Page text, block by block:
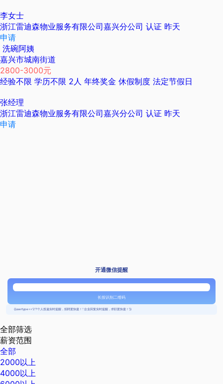
李女士
浙江雷迪森物业服务有限公司嘉兴分公司 认证 昨天
申请
洗碗阿姨
嘉兴市城南街道
2800-3000元
经验不限 学历不限 2人 年终奖金 休假制度 法定节假日
张经理
浙江雷迪森物业服务有限公司嘉兴分公司 认证 昨天
申请
开通微信提醒
长按识别二维码
{{usertype=='2'?'个人投递实时提醒，招聘更快捷！':'企业回复实时提醒，求职更快捷！'}}
全部筛选
薪资范围
全部
2000以上
4000以上